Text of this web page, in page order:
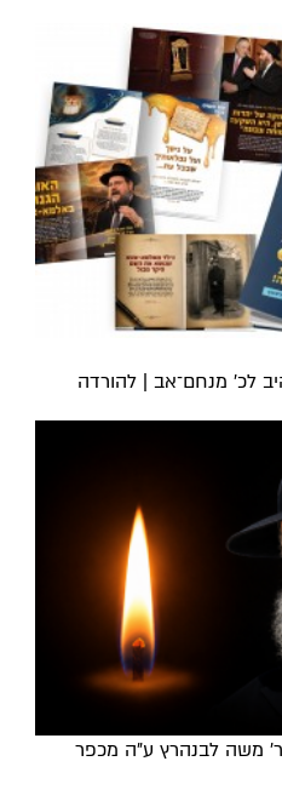
לכ’ מנחם־אב | להורדה
משה לבנהרץ ע"ה מכפר